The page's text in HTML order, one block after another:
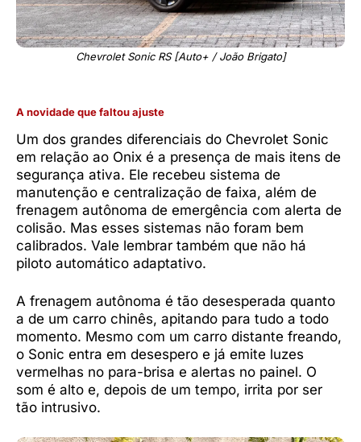
Chevrolet Sonic RS [Auto+ / João Brigato]
A novidade que faltou ajuste
Um dos grandes diferenciais do Chevrolet Sonic
em relação ao Onix é a presença de mais itens de
segurança ativa. Ele recebeu sistema de
manutenção e centralização de faixa, além de
frenagem autônoma de emergência com alerta de
colisão. Mas esses sistemas não foram bem
calibrados. Vale lembrar também que não há
piloto automático adaptativo.
A frenagem autônoma é tão desesperada quanto
a de um carro chinês, apitando para tudo a todo
momento. Mesmo com um carro distante freando,
o Sonic entra em desespero e já emite luzes
vermelhas no para-brisa e alertas no painel. O
som é alto e, depois de um tempo, irrita por ser
tão intrusivo.